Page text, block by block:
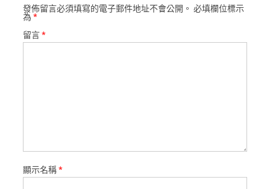
發佈留言必須填寫的電子郵件地址不會公開。 必填欄位標示
為 *
留言*
顯示名稱*